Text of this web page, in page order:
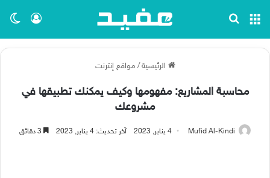
تسجيل القائمة
الرئيسية / مواقع إنترنت
محاسبة المشاريع: مفهومها وكيف يمكنك تطبيقها في
مشروعك
Mufid Al-Kindi 4 يناير, 2023 آخر تحديث: 4 يناير, 2023